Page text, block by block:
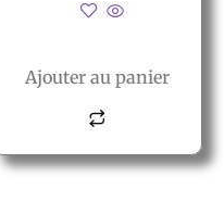
Ajouter au panier